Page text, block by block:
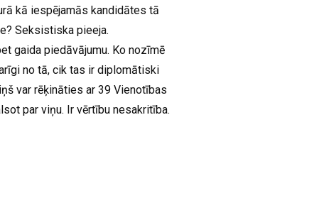
kā iespējamās kandidātes tā
Seksistiska pieeja.
gaida piedāvājumu. Ko nozīmē
no tā, cik tas ir diplomātiski
var rēķināties ar 39 Vienotības
par viņu. Ir vērtību nesakritība.